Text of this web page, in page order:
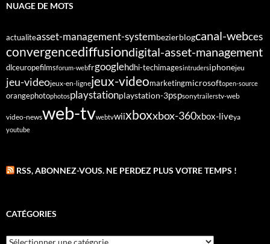
NUAGE DE MOTS
actualiteasset-management-systembezierblogcanal-webces
convergencediffusiondigital-asset-management
dlceuropefilmsforum-webfrgooglehdhi-techimagesintrudersiphonejeu
jeu-videojeux-en-lignejeux-videomarketingmicrosoftopen-source
orangephotophotosplaystationplaystation-3pspsonytrailerstv-web
video-newsweb-tvwebtvwiixboxxbox-360xbox-liveya
youtube
RSS, ABONNEZ-VOUS. NE PERDEZ PLUS VOTRE TEMPS !
CATÉGORIES
Catégories